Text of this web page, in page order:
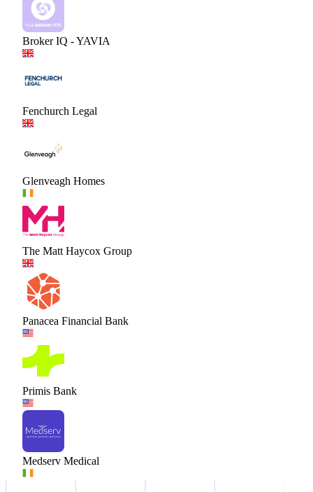
Broker IQ - YAVIA
Fenchurch Legal
Glenveagh Homes
The Matt Haycox Group
Panacea Financial Bank
Primis Bank
Medserv Medical